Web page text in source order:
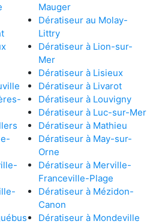
Mauger
Dératiseur au Molay-
Littry
Dératiseur à Lion-sur-
Mer
Dératiseur à Lisieux
Dératiseur à Livarot
Dératiseur à Louvigny
Dératiseur à Luc-sur-Mer
Dératiseur à Mathieu
Dératiseur à May-sur-
Orne
Dératiseur à Merville-
Franceville-Plage
Dératiseur à Mézidon-
Canon
Dératiseur à Mondeville